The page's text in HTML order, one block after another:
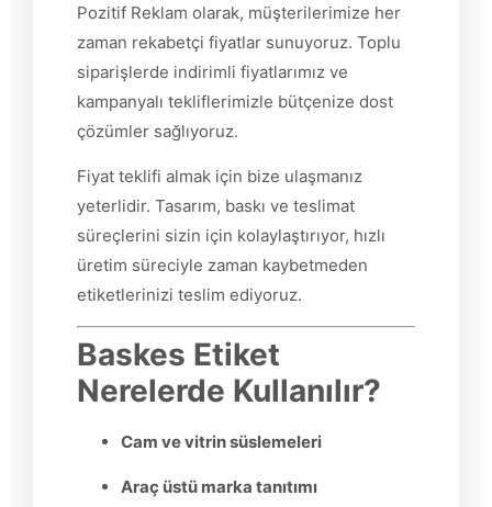
Pozitif Reklam olarak, müşterilerimize her
zaman rekabetçi fiyatlar sunuyoruz. Toplu
siparişlerde indirimli fiyatlarımız ve
kampanyalı tekliflerimizle bütçenize dost
çözümler sağlıyoruz.
Fiyat teklifi almak için bize ulaşmanız
yeterlidir. Tasarım, baskı ve teslimat
süreçlerini sizin için kolaylaştırıyor, hızlı
üretim süreciyle zaman kaybetmeden
etiketlerinizi teslim ediyoruz.
Baskes Etiket
Nerelerde Kullanılır?
Cam ve vitrin süslemeleri
Araç üstü marka tanıtımı